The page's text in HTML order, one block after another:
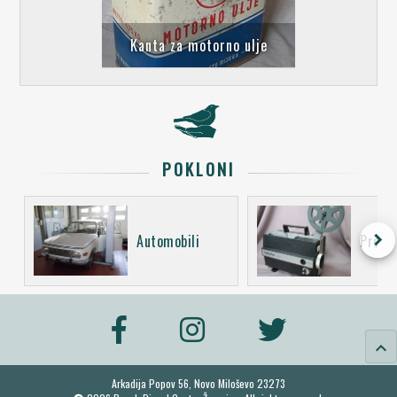
Kanta za motorno ulje
POKLONI
Automobili keyboard_arrow_right
keyboard_arrow_up
Arkadija Popov 56, Novo Miloševo 23273